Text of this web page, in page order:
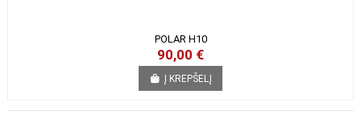
POLAR H10
90,00 €
Į KREPŠELĮ